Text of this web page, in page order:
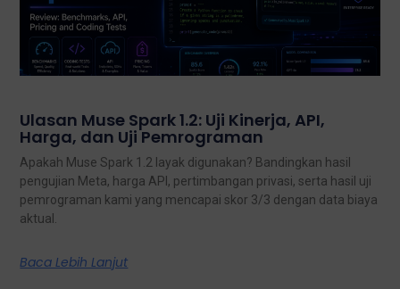
Ulasan Muse Spark 1.2: Uji Kinerja, API,
Harga, dan Uji Pemrograman
Apakah Muse Spark 1.2 layak digunakan? Bandingkan hasil
pengujian Meta, harga API, pertimbangan privasi, serta hasil uji
pemrograman kami yang mencapai skor 3/3 dengan data biaya
aktual.
Baca Lebih Lanjut